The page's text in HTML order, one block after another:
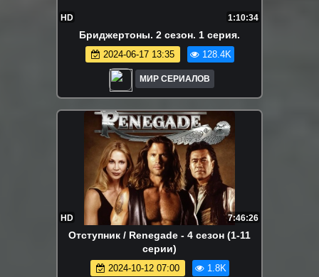
HD 1:10:34
Бриджертоны. 2 сезон. 1 серия.
2024-06-17 13:35 128.4K
МИР СЕРИАЛОВ
HD 7:46:26
Отступник / Renegade - 4 сезон (1-11
серии)
2024-10-12 07:00 1.8K